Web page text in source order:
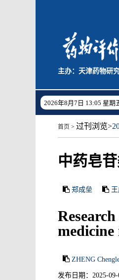
主办：天津药物研
2026年8月7日 13:05 星期
首页 > 过刊浏览>
中药皂
郑成垒
ZHENG
发布日期：2025-09-